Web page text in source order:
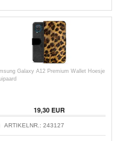
Galaxy A12 Premium Wallet Hoesje
19,30EUR
ARTIKELNR.: 243127